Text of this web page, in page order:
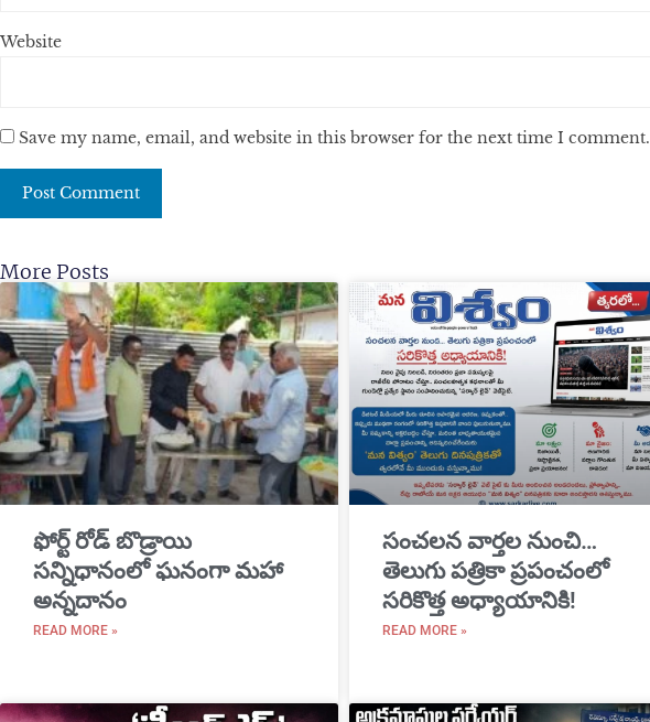
Website
Save my name, email, and website in this browser for the next time I comment.
More Posts
​ఫోర్ట్ రోడ్ బొడ్రాయి
సన్నిధానంలో ఘనంగా మహా
అన్నదానం
READ MORE »
సంచలన వార్తల నుంచి…
తెలుగు పత్రికా ప్రపంచంలో
సరికొత్త అధ్యాయానికి!
READ MORE »